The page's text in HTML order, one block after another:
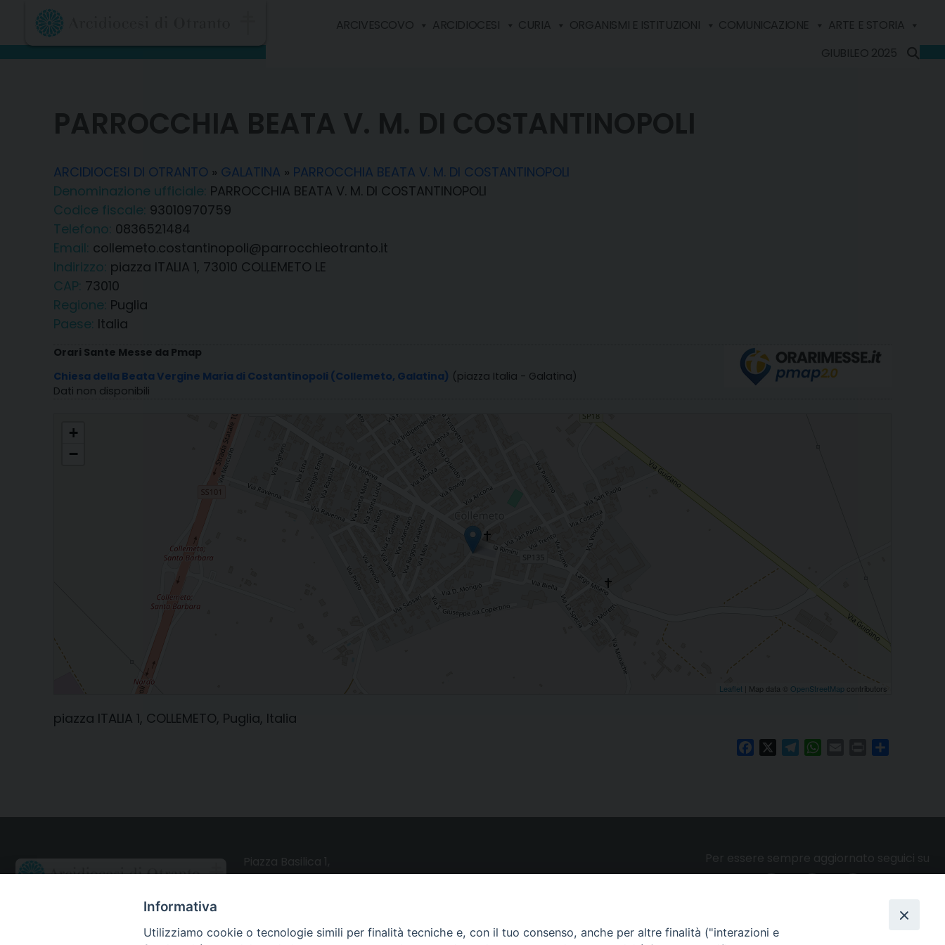
content
ARCIVESCOVO ARCIDIOCESI CURIA ORGANISMI E ISTITUZIONI COMUNICAZIONE
ARTE E STORIA
GIUBILEO 2025
PARROCCHIA BEATA V. M. DI COSTANTINOPOLI
ARCIDIOCESI DI OTRANTO » GALATINA » PARROCCHIA BEATA V. M. DI COSTANTINOPOLI
Denominazione ufficiale: PARROCCHIA BEATA V. M. DI COSTANTINOPOLI
Codice fiscale: 93010970759
Telefono: 0836521484
Email: collemeto.costantinopoli@parrocchieotranto.it
Indirizzo: piazza ITALIA 1, 73010 COLLEMETO LE
CAP: 73010
Regione: Puglia
Paese: Italia
Orari Sante Messe da Pmap
Chiesa della Beata Vergine Maria di Costantinopoli (Collemeto, Galatina) (piazza Italia - Galatina)
Dati non disponibili
PARROCCHIA BEATA V. M. DI COSTANTINOPOLI
+
−
Leaflet | Map data © OpenStreetMap contributors
piazza ITALIA 1, COLLEMETO, Puglia, Italia
FacebookTelegramWhatsAppPrint
CONTATTI UTILITY Privacy e cookie policy
Informativa
Utilizziamo cookie o tecnologie simili per finalità tecniche e, con il tuo consenso, anche per altre finalità ("interazioni e